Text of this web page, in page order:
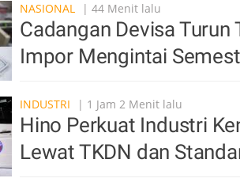
NASIONAL | 44 Menit lalu
Cadangan Devisa Turun
Impor Mengintai
INDUSTRI | 1 Jam 2 Menit lalu
Hino Perkuat Industri
Lewat TKDN dan